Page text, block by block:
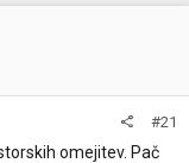
#21
omejitev. Pač